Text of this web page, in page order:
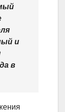
и
в